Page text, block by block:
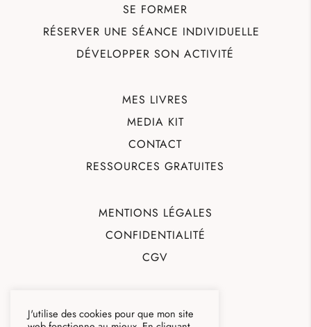
SE FORMER
RÉSERVER UNE SÉANCE INDIVIDUELLE
DÉVELOPPER SON ACTIVITÉ
MES LIVRES
MEDIA KIT
CONTACT
RESSOURCES GRATUITES
MENTIONS LÉGALES
CONFIDENTIALITÉ
CGV
J'utilise des cookies pour que mon site